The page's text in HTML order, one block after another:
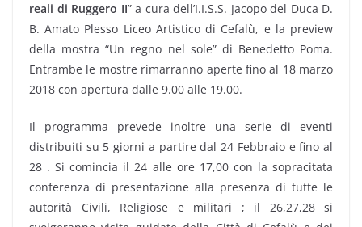
reali di Ruggero II” a cura dell’I.I.S.S. Jacopo del Duca D.
B. Amato Plesso Liceo Artistico di Cefalù, e la preview
della mostra “Un regno nel sole” di Benedetto Poma.
Entrambe le mostre rimarranno aperte fino al 18 marzo
2018 con apertura dalle 9.00 alle 19.00.
Il programma prevede inoltre una serie di eventi
distribuiti su 5 giorni a partire dal 24 Febbraio e fino al
28 . Si comincia il 24 alle ore 17,00 con la sopracitata
conferenza di presentazione alla presenza di tutte le
autorità Civili, Religiose e militari ; il 26,27,28 si